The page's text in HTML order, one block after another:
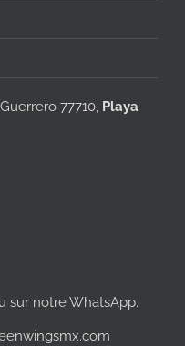
77710, Playa
sur notre WhatsApp.